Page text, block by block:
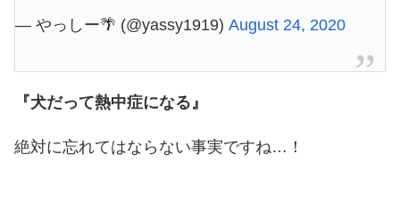
— やっしー🌴 (@yassy1919) August 24, 2020
『犬だって熱中症になる』
絶対に忘れてはならない事実ですね…！